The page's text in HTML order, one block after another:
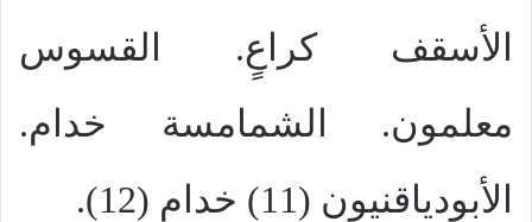
الأسقف كراعٍ. القسوس
معلمون. الشمامسة خدام.
الأبودياقنيون (11) خدام (12).